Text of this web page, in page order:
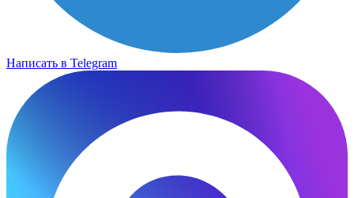
Написать в Telegram